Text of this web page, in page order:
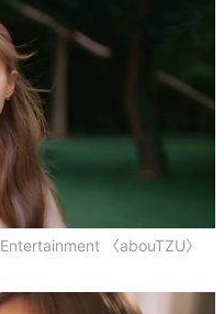
〈abouTZU〉